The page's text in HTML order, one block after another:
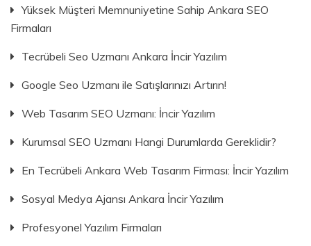
Yüksek Müşteri Memnuniyetine Sahip Ankara SEO
Firmaları
Tecrübeli Seo Uzmanı Ankara İncir Yazılım
Google Seo Uzmanı ile Satışlarınızı Artırın!
Web Tasarım SEO Uzmanı: İncir Yazılım
Kurumsal SEO Uzmanı Hangi Durumlarda Gereklidir?
En Tecrübeli Ankara Web Tasarım Firması: İncir Yazılım
Sosyal Medya Ajansı Ankara İncir Yazılım
Profesyonel Yazılım Firmaları